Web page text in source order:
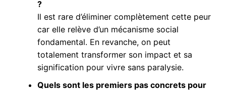
?
Il est rare d’éliminer complètement cette peur
car elle relève d’un mécanisme social
fondamental. En revanche, on peut
totalement transformer son impact et sa
signification pour vivre sans paralysie.
Quels sont les premiers pas concrets pour